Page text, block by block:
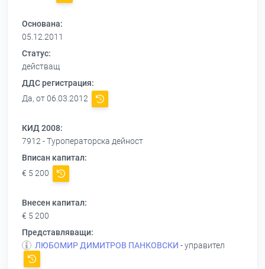
Основана:
05.12.2011
Статус:
действащ
ДДС регистрация:
Да, от 06.03.2012
КИД 2008:
7912 - Туроператорска дейност
Вписан капитал:
€ 5 200
Внесен капитал:
€ 5 200
Представляващи:
ЛЮБОМИР ДИМИТРОВ ПАНКОВСКИ - управител